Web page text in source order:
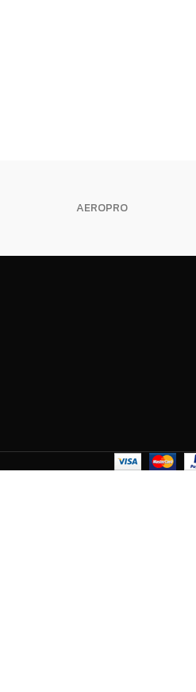
AEROPRO